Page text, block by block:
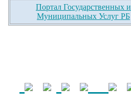
Портал Государственных и
Муниципальных Услуг РБ